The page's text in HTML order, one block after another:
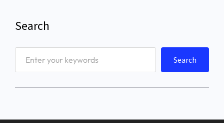
Search
Search